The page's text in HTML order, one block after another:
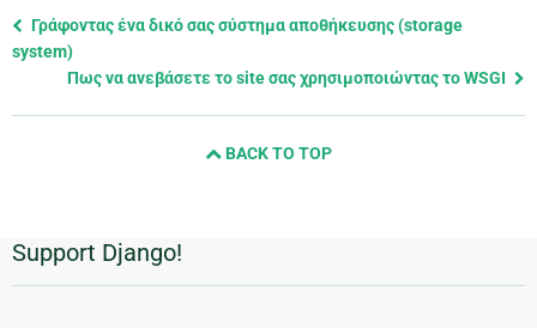
Previous
page
Γράφοντας ένα δικό σας σύστημα αποθήκευσης (storage
system)
Πως να ανεβάσετε το site σας χρησιμοποιώντας το WSGI
BACK TO TOP
Πρόσθετες
πληροφορίες
Support Django!